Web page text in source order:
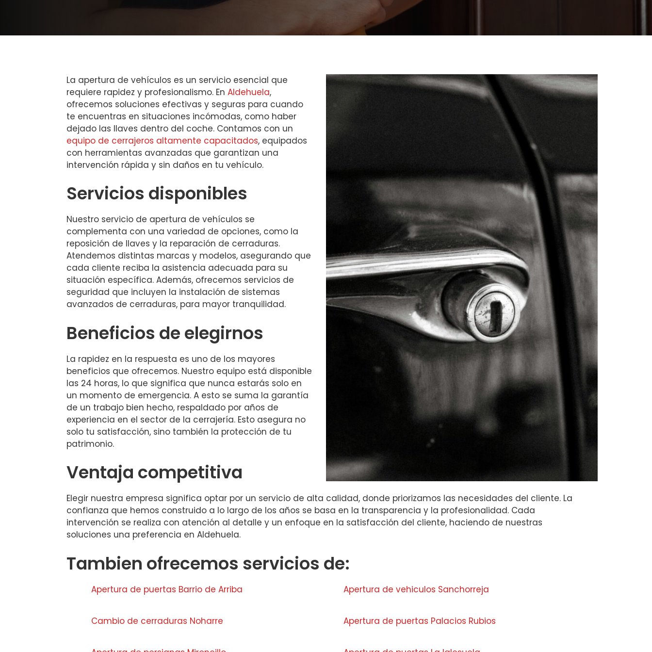
La apertura de vehículos es un servicio esencial que
requiere rapidez y profesionalismo. En Aldehuela,
ofrecemos soluciones efectivas y seguras para cuando
te encuentras en situaciones incómodas, como haber
dejado las llaves dentro del coche. Contamos con un
equipo de cerrajeros altamente capacitados, equipados
con herramientas avanzadas que garantizan una
intervención rápida y sin daños en tu vehículo.
Servicios disponibles
Nuestro servicio de apertura de vehículos se
complementa con una variedad de opciones, como la
reposición de llaves y la reparación de cerraduras.
Atendemos distintas marcas y modelos, asegurando que
cada cliente reciba la asistencia adecuada para su
situación específica. Además, ofrecemos servicios de
seguridad que incluyen la instalación de sistemas
avanzados de cerraduras, para mayor tranquilidad.
Beneficios de elegirnos
La rapidez en la respuesta es uno de los mayores
beneficios que ofrecemos. Nuestro equipo está disponible
las 24 horas, lo que significa que nunca estarás solo en
un momento de emergencia. A esto se suma la garantía
de un trabajo bien hecho, respaldado por años de
experiencia en el sector de la cerrajería. Esto asegura no
solo tu satisfacción, sino también la protección de tu
patrimonio.
Ventaja competitiva
Elegir nuestra empresa significa optar por un servicio de alta calidad, donde priorizamos las necesidades del cliente. La
confianza que hemos construido a lo largo de los años se basa en la transparencia y la profesionalidad. Cada
intervención se realiza con atención al detalle y un enfoque en la satisfacción del cliente, haciendo de nuestras
soluciones una preferencia en Aldehuela.
Tambien ofrecemos servicios de:
Apertura de puertas Barrio de Arriba Apertura de vehiculos Sanchorreja
Cambio de cerraduras Noharre Apertura de puertas Palacios Rubios